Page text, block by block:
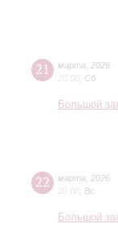
21 марта
2026
20:00 Сб
Большой
22 марта
2026
20:00 Вс
Большой